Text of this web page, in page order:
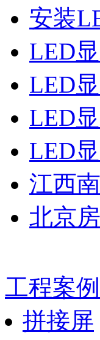
安装
LED
LED
LED
LED
江西
北京
工程案例
拼接屏